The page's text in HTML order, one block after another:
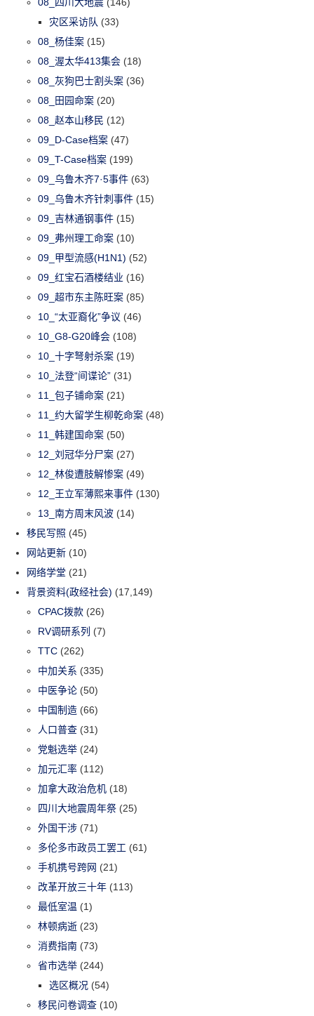
08_四川大地震 (146)
灾区采访队 (33)
08_杨佳案 (15)
08_渥太华413集会 (18)
08_灰狗巴士割头案 (36)
08_田园命案 (20)
08_赵本山移民 (12)
09_D-Case档案 (47)
09_T-Case档案 (199)
09_乌鲁木齐7·5事件 (63)
09_乌鲁木齐针刺事件 (15)
09_吉林通钢事件 (15)
09_弗州理工命案 (10)
09_甲型流感(H1N1) (52)
09_红宝石酒楼结业 (16)
09_超市东主陈旺案 (85)
10_“太亚裔化”争议 (46)
10_G8-G20峰会 (108)
10_十字弩射杀案 (19)
10_法登“间谍论” (31)
11_包子铺命案 (21)
11_约大留学生柳乾命案 (48)
11_韩建国命案 (50)
12_刘冠华分尸案 (27)
12_林俊遭肢解惨案 (49)
12_王立军薄熙来事件 (130)
13_南方周末风波 (14)
移民写照 (45)
网站更新 (10)
网络学堂 (21)
背景资料(政经社会) (17,149)
CPAC拨款 (26)
RV调研系列 (7)
TTC (262)
中加关系 (335)
中医争论 (50)
中国制造 (66)
人口普查 (31)
党魁选举 (24)
加元汇率 (112)
加拿大政治危机 (18)
四川大地震周年祭 (25)
外国干涉 (71)
多伦多市政员工罢工 (61)
手机携号跨网 (21)
改革开放三十年 (113)
最低室温 (1)
林顿病逝 (23)
消费指南 (73)
省市选举 (244)
选区概况 (54)
移民问卷调查 (10)